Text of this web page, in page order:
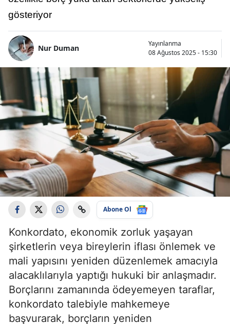
gösteriyor
Nur Duman
Yayınlanma
08 Ağustos 2025 - 15:30
Abone Ol
Konkordato, ekonomik zorluk yaşayan
şirketlerin veya bireylerin iflası önlemek ve
mali yapısını yeniden düzenlemek amacıyla
alacaklılarıyla yaptığı hukuki bir anlaşmadır.
Borçlarını zamanında ödeyemeyen taraflar,
konkordato talebiyle mahkemeye
başvurarak, borçların yeniden